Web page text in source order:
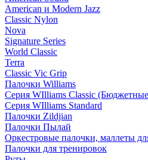
American и Modern Jazz
Classic Nylon
Nova
Signature Series
World Classic
Terra
Classic Vic Grip
Палочки Williams
Серия WIlliams Classic
Серия WIlliams Standard
Палочки Zildjian
Палочки Пылай
Оркестровые палочки, маллеты
Палочки для тренировок